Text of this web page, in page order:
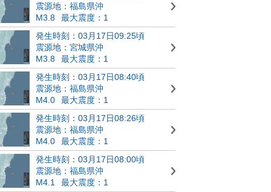
震源地：福島県沖
M3.8
最大震度：1
発生時刻：03月17日09:25頃
震源地：宮城県沖
M3.8
最大震度：1
発生時刻：03月17日08:40頃
震源地：福島県沖
M4.0
最大震度：1
発生時刻：03月17日08:26頃
震源地：福島県沖
M4.0
最大震度：1
発生時刻：03月17日08:00頃
震源地：福島県沖
M4.1
最大震度：1